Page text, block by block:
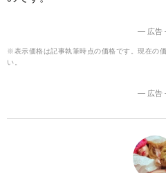
― 広告
※表示価格は記事執筆時点の価格です。現在の
い。
― 広告